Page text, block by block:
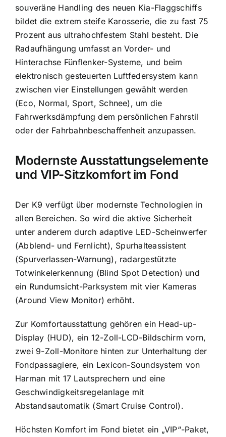
souveräne Handling des neuen Kia-Flaggschiffs
bildet die extrem steife Karosserie, die zu fast 75
Prozent aus ultrahochfestem Stahl besteht. Die
Radaufhängung umfasst an Vorder- und
Hinterachse Fünflenker-Systeme, und beim
elektronisch gesteuerten Luftfedersystem kann
zwischen vier Einstellungen gewählt werden
(Eco, Normal, Sport, Schnee), um die
Fahrwerksdämpfung dem persönlichen Fahrstil
oder der Fahrbahnbeschaffenheit anzupassen.
Modernste Ausstattungselemente
und VIP-Sitzkomfort im Fond
Der K9 verfügt über modernste Technologien in
allen Bereichen. So wird die aktive Sicherheit
unter anderem durch adaptive LED-Scheinwerfer
(Abblend- und Fernlicht), Spurhalteassistent
(Spurverlassen-Warnung), radargestützte
Totwinkelerkennung (Blind Spot Detection) und
ein Rundumsicht-Parksystem mit vier Kameras
(Around View Monitor) erhöht.
Zur Komfortausstattung gehören ein Head-up-
Display (HUD), ein 12-Zoll-LCD-Bildschirm vorn,
zwei 9-Zoll-Monitore hinten zur Unterhaltung der
Fondpassagiere, ein Lexicon-Soundsystem von
Harman mit 17 Lautsprechern und eine
Geschwindigkeitsregelanlage mit
Abstandsautomatik (Smart Cruise Control).
Höchsten Komfort im Fond bietet ein „VIP“-Paket,